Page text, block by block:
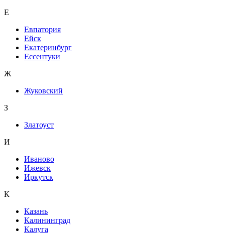
Е
Евпатория
Ейск
Екатеринбург
Ессентуки
Ж
Жуковский
З
Златоуст
И
Иваново
Ижевск
Иркутск
К
Казань
Калининград
Калуга